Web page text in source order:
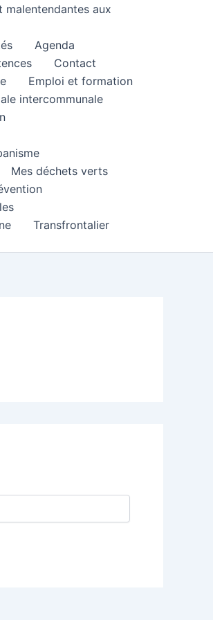
malentendantes aux
Agenda
Contact
Emploi et formation
intercommunale
Mes déchets verts
Transfrontalier